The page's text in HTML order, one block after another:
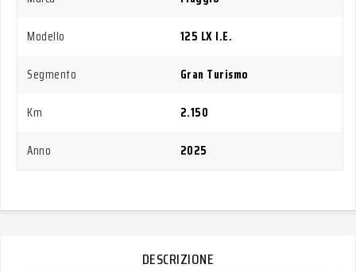
Modello
125 LX I.E.
Segmento
Gran Turismo
Km
2.150
Anno
2025
DESCRIZIONE